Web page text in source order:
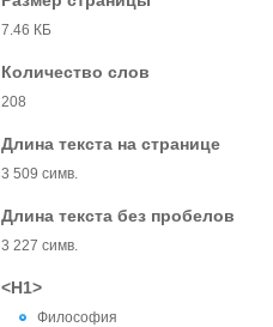
7.46 КБ
Количество слов
208
Длина текста на странице
3 509 симв.
Длина текста без пробелов
3 227 симв.
<H1>
Философия